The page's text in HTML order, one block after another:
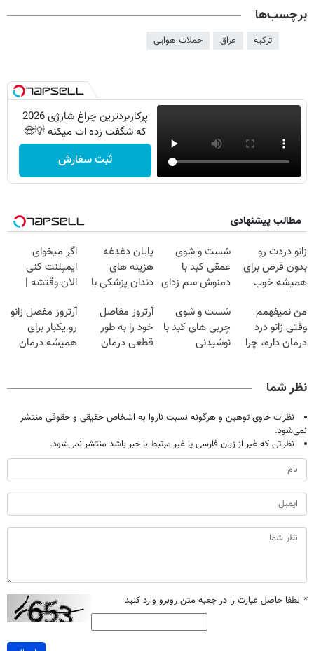
برچسب‌ها
ترکیه عراق حملات هوایی
پرکاربردترین چراغ شارژی 2026
که شگفت زده ات میکنه 💡😍
ثبت سفارش
مطالب پیشنهادی
زانو دردت رو
بدون قرص برای
همیشه خوب
پرسش‌نامه)
شست و شوی
عمقی کبد با
دمنوش سم زدای
پایان دغدغه
هزینه های
دندان پزشکی با
خانگی
اگر میخوای
ایمپلنت کنی
الان وقتشه |
میلیون تومان!!!
من نمیفهمم
وقتی زانو درد
درمان داره، چرا
شست و شوی
چربی های کبد با
نوشیدنی
آرتروز مفاصل
خود را به طور
قطعی درمان
آرتروز مفصل زانو
رو یکبار برای
همیشه درمان
نظر شما
نظرات حاوی توهین و هرگونه نسبت ناروا به اشخاص حقیقی و حقوقی منتشر
نمی‌شود.
نظراتی که غیر از زبان فارسی یا غیر مرتبط با خبر باشد منتشر نمی‌شود.
* لطفا حاصل عبارت را در جعبه متن روبرو وارد کنید